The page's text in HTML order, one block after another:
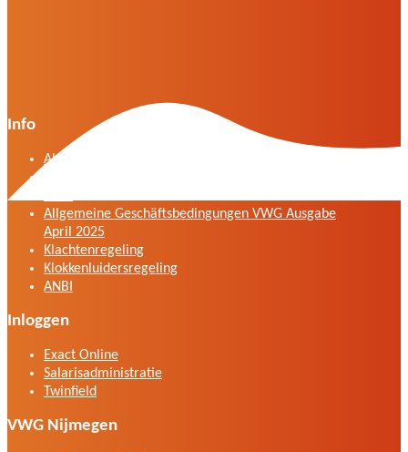
Info
Algemene voorwaarden VWG versie april 2025
Allgemeine Geschäftsbedingungen VWG Ausgabe
April 2025
Klachtenregeling
Klokkenluidersregeling
ANBI
Inloggen
Exact Online
Salarisadministratie
Twinfield
VWG Nijmegen